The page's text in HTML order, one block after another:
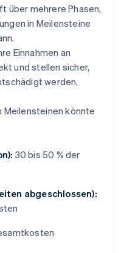
über mehrere Phasen,
in Meilensteine
Einnahmen an
und stellen sicher,
werden.
Meilensteinen könnte
30 bis 50 % der
abgeschlossen):